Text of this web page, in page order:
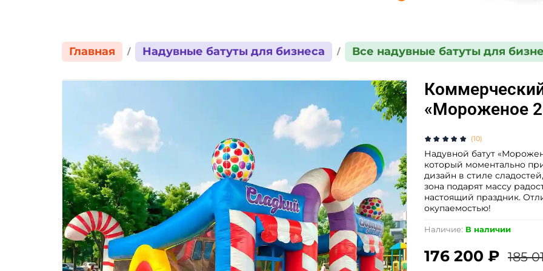
Главная Надувные батуты для бизнеса Все надувные батуты для
(10)
Наличие: В наличии
«Мороженое
176 200 ₽ 185
Надувной батут
который моментально
дизайн в стиле
зона подарят массу
настоящий праздник.
окупаемостью!